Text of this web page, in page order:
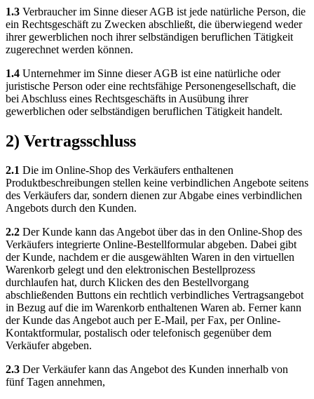
1.3 Verbraucher im Sinne dieser AGB ist jede natürliche Person, die
ein Rechtsgeschäft zu Zwecken abschließt, die überwiegend weder
ihrer gewerblichen noch ihrer selbständigen beruflichen Tätigkeit
zugerechnet werden können.
1.4 Unternehmer im Sinne dieser AGB ist eine natürliche oder
juristische Person oder eine rechtsfähige Personengesellschaft, die
bei Abschluss eines Rechtsgeschäfts in Ausübung ihrer
gewerblichen oder selbständigen beruflichen Tätigkeit handelt.
2) Vertragsschluss
2.1 Die im Online-Shop des Verkäufers enthaltenen
Produktbeschreibungen stellen keine verbindlichen Angebote seitens
des Verkäufers dar, sondern dienen zur Abgabe eines verbindlichen
Angebots durch den Kunden.
2.2 Der Kunde kann das Angebot über das in den Online-Shop des
Verkäufers integrierte Online-Bestellformular abgeben. Dabei gibt
der Kunde, nachdem er die ausgewählten Waren in den virtuellen
Warenkorb gelegt und den elektronischen Bestellprozess
durchlaufen hat, durch Klicken des den Bestellvorgang
abschließenden Buttons ein rechtlich verbindliches Vertragsangebot
in Bezug auf die im Warenkorb enthaltenen Waren ab. Ferner kann
der Kunde das Angebot auch per E-Mail, per Fax, per Online-
Kontaktformular, postalisch oder telefonisch gegenüber dem
Verkäufer abgeben.
2.3 Der Verkäufer kann das Angebot des Kunden innerhalb von
fünf Tagen annehmen,